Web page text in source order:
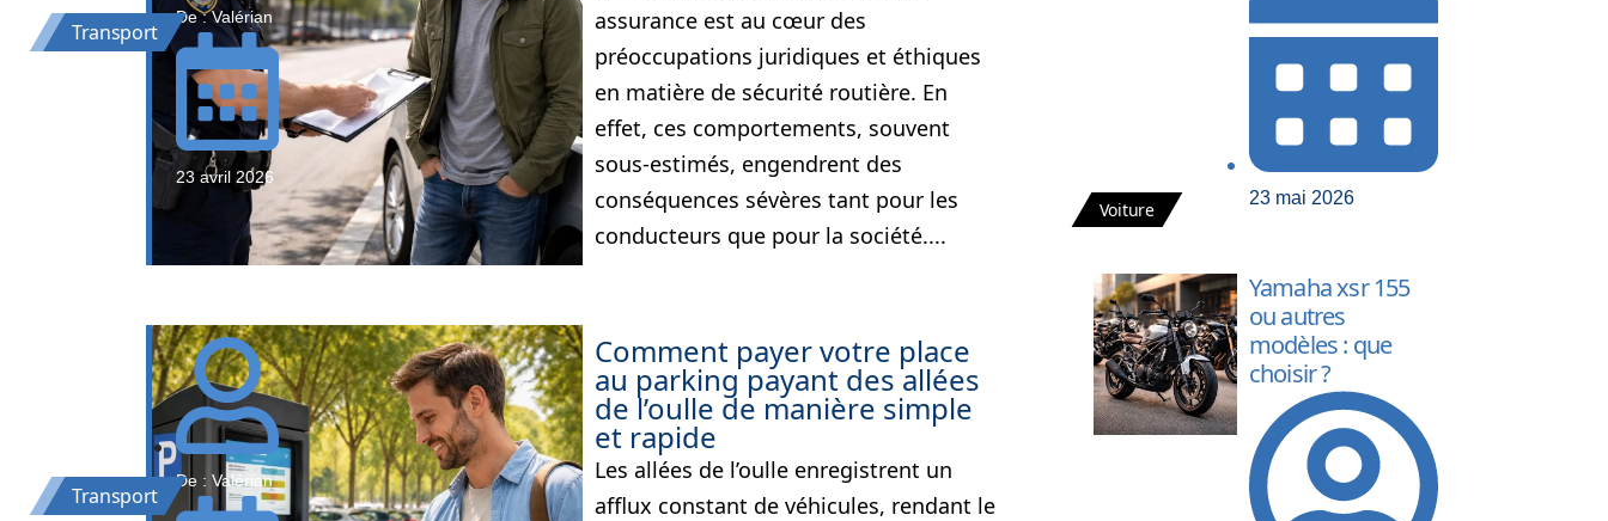
Transport
De : Valérian
23 avril 2026
assurance est au cœur des
préoccupations juridiques et éthiques
en matière de sécurité routière. En
effet, ces comportements, souvent
sous-estimés, engendrent des
conséquences sévères tant pour les
conducteurs que pour la société....
Transport
De : Valérian
Comment payer votre place
au parking payant des allées
de l’oulle de manière simple
et rapide
Les allées de l’oulle enregistrent un
afflux constant de véhicules, rendant le
Voiture
23 mai 2026
Yamaha xsr 155
ou autres
modèles : que
choisir ?